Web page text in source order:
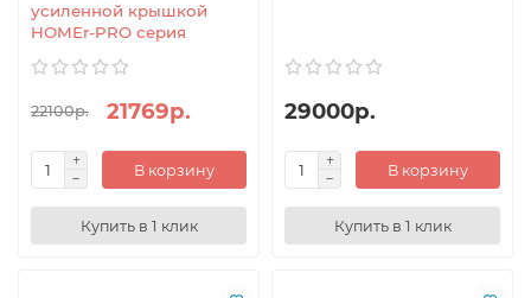
усиленной крышкой
HOMEr-PRO серия
22100р. 21769р.
В корзину
Купить в 1 клик
29000р.
В корзину
Купить в 1 клик